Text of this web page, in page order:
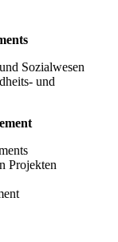
Sozialwesen
und
Projekten